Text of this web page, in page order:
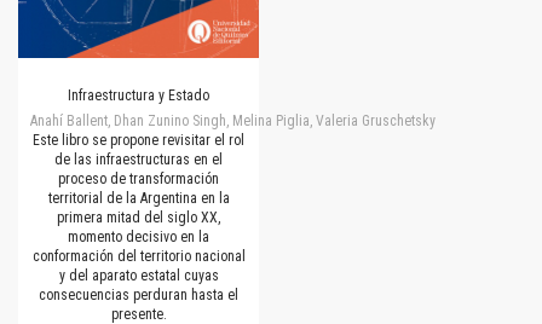
Infraestructura y Estado
Anahí Ballent, Dhan Zunino Singh, Melina Piglia, Valeria Gruschetsky
Este libro se propone revisitar el rol
de las infraestructuras en el
proceso de transformación
territorial de la Argentina en la
primera mitad del siglo XX,
momento decisivo en la
conformación del territorio nacional
y del aparato estatal cuyas
consecuencias perduran hasta el
presente.